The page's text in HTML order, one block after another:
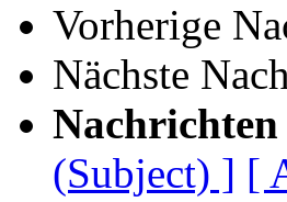
Vorherige
Nächste
(Subject) ] [